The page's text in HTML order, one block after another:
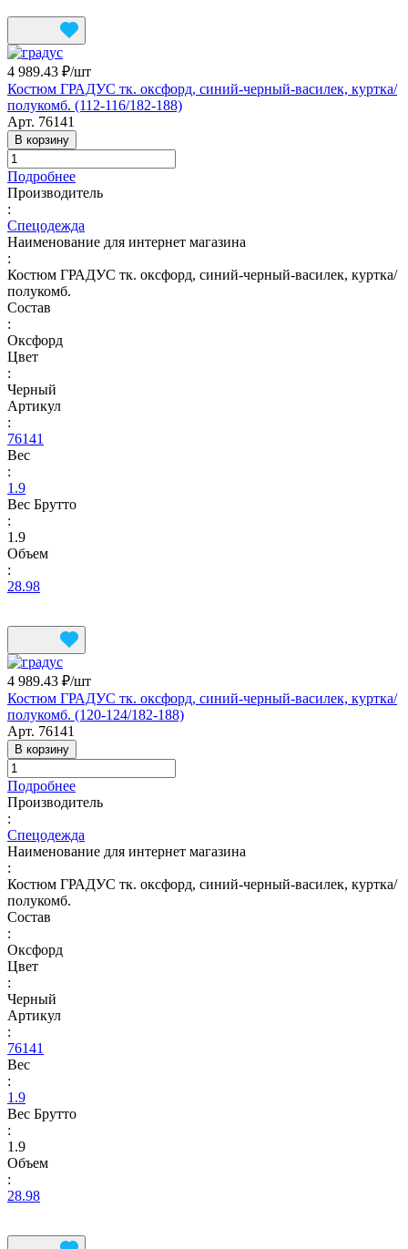
4 989.43 ₽/шт
Костюм ГРАДУС тк. оксфорд, синий-черный-василек, куртка/
полукомб. (112-116/182-188)
Арт. 76141
В корзину
Подробнее
Производитель
:
Спецодежда
Наименование для интернет магазина
:
Костюм ГРАДУС тк. оксфорд, синий-черный-василек, куртка/
полукомб.
Состав
:
Оксфорд
Цвет
:
Черный
Артикул
:
76141
Вес
:
1.9
Вес Брутто
:
1.9
Объем
:
28.98
4 989.43 ₽/шт
Костюм ГРАДУС тк. оксфорд, синий-черный-василек, куртка/
полукомб. (120-124/182-188)
Арт. 76141
В корзину
Подробнее
Производитель
:
Спецодежда
Наименование для интернет магазина
:
Костюм ГРАДУС тк. оксфорд, синий-черный-василек, куртка/
полукомб.
Состав
:
Оксфорд
Цвет
:
Черный
Артикул
:
76141
Вес
:
1.9
Вес Брутто
:
1.9
Объем
:
28.98